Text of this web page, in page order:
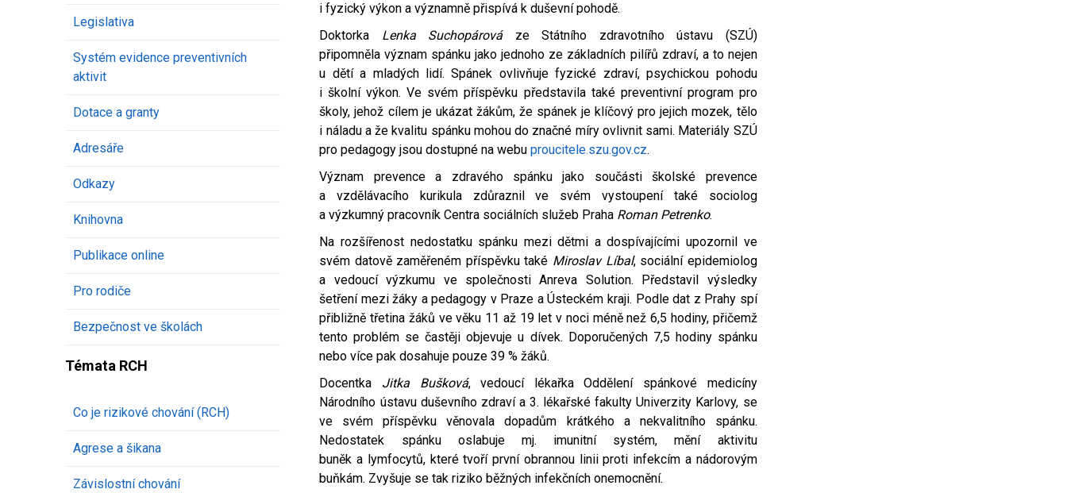
Legislativa
Systém evidence preventivních
aktivit
Dotace a granty
Adresáře
Odkazy
Knihovna
Publikace online
Pro rodiče
Bezpečnost ve školách
Témata RCH
Co je rizikové chování (RCH)
Agrese a šikana
Závislostní chování
i fyzický výkon a významně přispívá k duševní pohodě.
Doktorka Lenka Suchopárováze Státního zdravotního ústavu (SZÚ)
připomněla význam spánku jako jednoho ze základních pilířů zdraví, a to nejen
u dětí a mladých lidí. Spánek ovlivňuje fyzické zdraví, psychickou pohodu
i školní výkon. Ve svém příspěvku představila také preventivní program pro
školy, jehož cílem je ukázat žákům, že spánek je klíčový pro jejich mozek, tělo
i náladu a že kvalitu spánku mohou do značné míry ovlivnit sami. Materiály SZÚ
pro pedagogy jsou dostupné na webuproucitele.szu.gov.cz.
Význam prevence a zdravého spánku jako součásti školské prevence
a vzdělávacího kurikula zdůraznil ve svém vystoupení také sociolog
a výzkumný pracovník Centra sociálních služeb Praha Roman Petrenko.
Na rozšířenost nedostatku spánku mezi dětmi a dospívajícími upozornil ve
svém datově zaměřeném příspěvku také Miroslav Líbal, sociální epidemiolog
a vedoucí výzkumu ve společnosti Anreva Solution. Představil výsledky
šetření mezi žáky a pedagogy v Praze a Ústeckém kraji. Podle dat z Prahy spí
přibližně třetina žáků ve věku 11 až 19 let v noci méně než 6,5 hodiny, přičemž
tento problém se častěji objevuje u dívek. Doporučených 7,5 hodiny spánku
nebo více pak dosahuje pouze 39 % žáků.
Docentka Jitka Bušková, vedoucí lékařka Oddělení spánkové medicíny
Národního ústavu duševního zdraví a 3. lékařské fakulty Univerzity Karlovy, se
ve svém příspěvku věnovala dopadům krátkého a nekvalitního spánku.
Nedostatek spánku oslabuje mj. imunitní systém, mění aktivitu
buněk a lymfocytů, které tvoří první obrannou linii proti infekcím a nádorovým
buňkám. Zvyšuje se tak riziko běžných infekčních onemocnění.